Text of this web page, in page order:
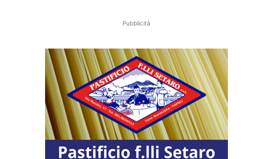
Pubblicità